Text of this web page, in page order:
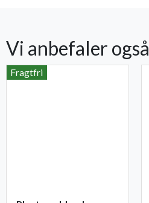
Vi anbefaler også
Fragtfri